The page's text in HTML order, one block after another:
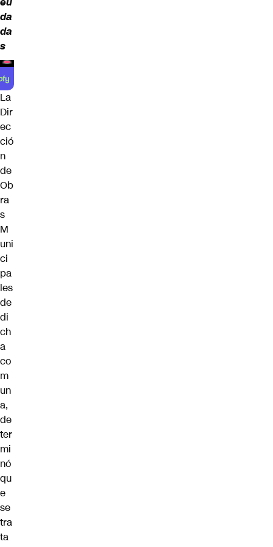
da
da
s
La
Dir
ec
ció
n
de
Ob
ra
s
M
uni
ci
pa
les
de
di
ch
a
co
m
un
a,
de
ter
mi
nó
qu
e
se
tra
ta